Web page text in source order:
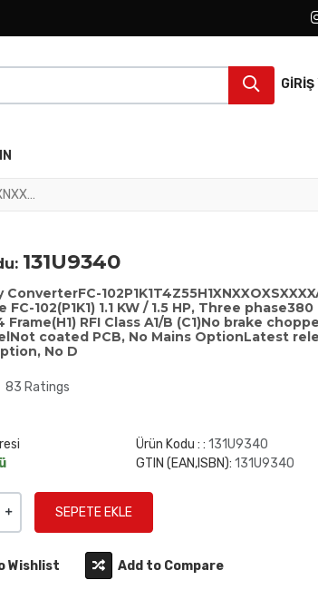
Frequency ConverterFC-102P1K1T4Z55H1XNXXOXSXXXXAXBXCXXXXDXVLT® HVAC Drive FC-102(P1K1) 1.1 KW / 1.5 HP, Three phase380 - 480 VAC, IP55 / Type 12 A4 Frame(H1) RFI Class A1/B (C1)No brake chopperNumerical Loc. Cont. PanelNot coated PCB, No Mains OptionLatest release std. SW.Frame: A4No C1 option, No D
131U9340
FC-102(P1K1) 1.1 KW / 1.5 HP, Three
Frame(H1) RFI Class A1/B (C1)No brake
coated PCB, No Mains OptionLatest
No D
83 Ratings
Ürün Kodu : : 131U9340
GTIN (EAN,ISBN): 131U9340
Wishlist Add to Compare